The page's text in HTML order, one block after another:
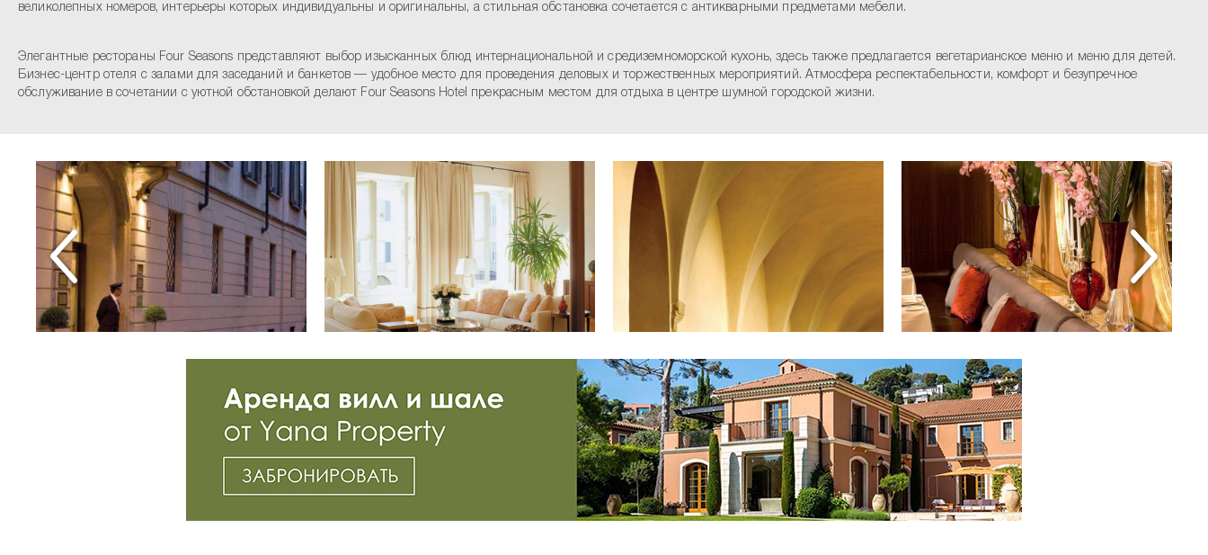
великолепных номеров, интерьеры которых индивидуальны и оригинальны, а стильная обстановка сочетается с антикварными предметами мебели.
Элегантные рестораны Four Seasons представляют выбор изысканных блюд интернациональной и средиземноморской кухонь, здесь также предлагается вегетарианское меню и меню для детей.
Бизнес-центр отеля с залами для заседаний и банкетов — удобное место для проведения деловых и торжественных мероприятий. Атмосфера респектабельности, комфорт и безупречное
обслуживание в сочетании с уютной обстановкой делают Four Seasons Hotel прекрасным местом для отдыха в центре шумной городской жизни.